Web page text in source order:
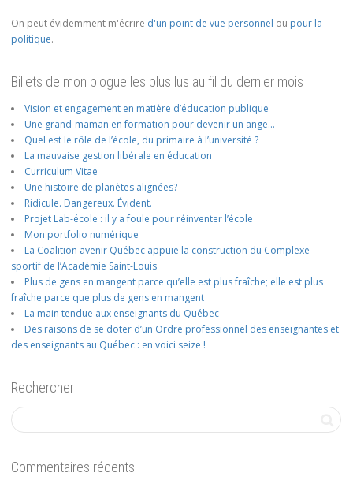
On peut évidemment m'écrire d'un point de vue personnel ou pour la
politique.
Billets de mon blogue les plus lus au fil du dernier mois
Vision et engagement en matière d’éducation publique
Une grand-maman en formation pour devenir un ange…
Quel est le rôle de l’école, du primaire à l’université ?
La mauvaise gestion libérale en éducation
Curriculum Vitae
Une histoire de planètes alignées?
Ridicule. Dangereux. Évident.
Projet Lab-école : il y a foule pour réinventer l’école
Mon portfolio numérique
La Coalition avenir Québec appuie la construction du Complexe
sportif de l’Académie Saint-Louis
Plus de gens en mangent parce qu’elle est plus fraîche; elle est plus
fraîche parce que plus de gens en mangent
La main tendue aux enseignants du Québec
Des raisons de se doter d’un Ordre professionnel des enseignantes et
des enseignants au Québec : en voici seize !
Rechercher
Commentaires récents